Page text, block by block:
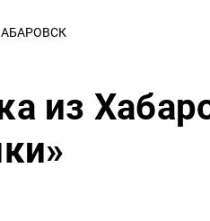
из